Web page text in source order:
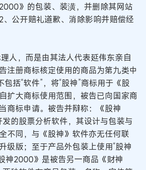
》的包装、装潢，并删除其网站
公开赔礼道歉、消除影响并赔偿经
，而是由其法人代表延伟东亲自
注册商标核定使用的商品为第九类中
包括“软件”，将“股神”商标用于《股
扩大商标使用范围，被告已向国家商
商标申请。被告并辩称：《股神
的股票分析软件，其设计与包装与
不同，与《股神》软件亦无任何联
级版；至于产品外包装上使用“股神
神2000》是被告另一商品《财神